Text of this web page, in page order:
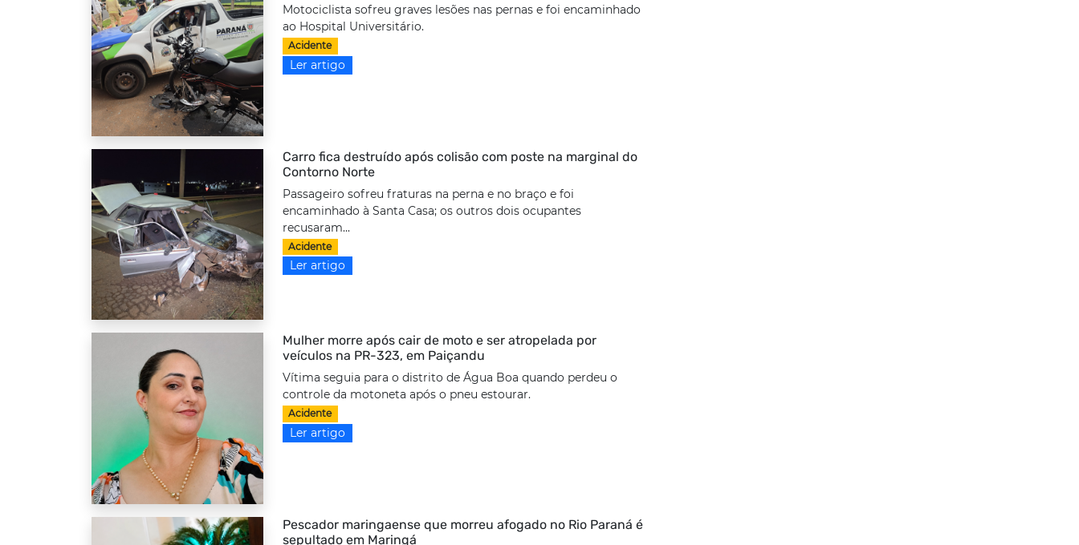
Motociclista sofreu graves lesões nas pernas e foi encaminhado
ao Hospital Universitário.
Acidente
Ler artigo
Carro fica destruído após colisão com poste na marginal do
Contorno Norte
Passageiro sofreu fraturas na perna e no braço e foi
encaminhado à Santa Casa; os outros dois ocupantes
recusaram...
Acidente
Ler artigo
Mulher morre após cair de moto e ser atropelada por
veículos na PR-323, em Paiçandu
Vítima seguia para o distrito de Água Boa quando perdeu o
controle da motoneta após o pneu estourar.
Acidente
Ler artigo
Pescador maringaense que morreu afogado no Rio Paraná é
sepultado em Maringá